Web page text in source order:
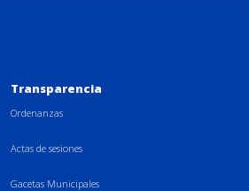
Transparencia
Ordenanzas
Actas de sesiones
Gacetas Municipales